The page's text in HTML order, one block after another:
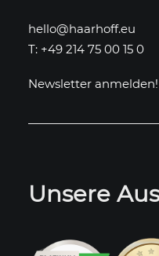
hello@haarhoff.eu
T: +49 214 75 00 15 0
Newsletter anmelden!
Unsere